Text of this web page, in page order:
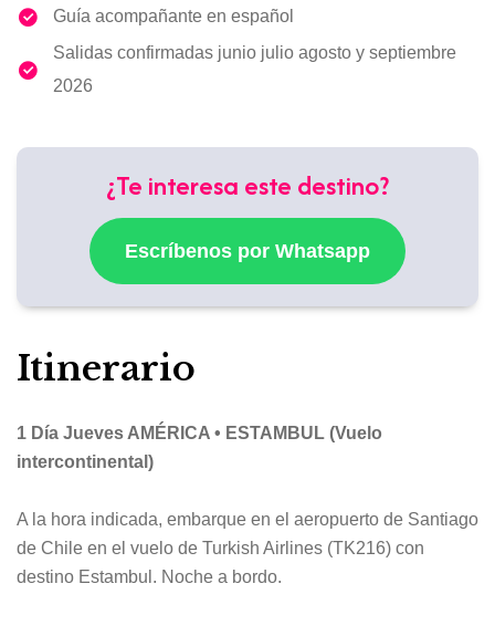
Guía acompañante en español
Salidas confirmadas junio julio agosto y septiembre
2026
¿Te interesa este destino?
Escríbenos por Whatsapp
Itinerario
1 Día Jueves AMÉRICA • ESTAMBUL (Vuelo
intercontinental)
A la hora indicada, embarque en el aeropuerto de Santiago
de Chile en el vuelo de Turkish Airlines (TK216) con
destino Estambul. Noche a bordo.